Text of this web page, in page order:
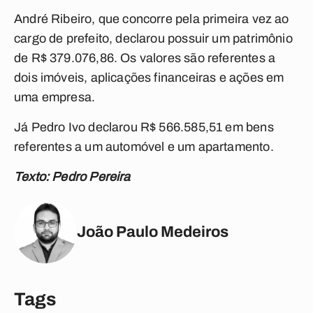
André Ribeiro, que concorre pela primeira vez ao
cargo de prefeito, declarou possuir um patrimônio
de R$ 379.076,86. Os valores são referentes a
dois imóveis, aplicações financeiras e ações em
uma empresa.
Já Pedro Ivo declarou R$ 566.585,51 em bens
referentes a um automóvel e um apartamento.
Texto: Pedro Pereira
João Paulo Medeiros
Tags